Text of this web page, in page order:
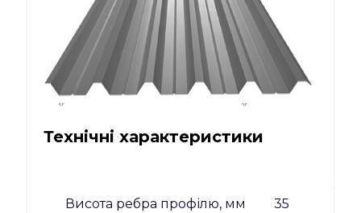
Технічні характеристики
Висота ребра профілю, мм 35